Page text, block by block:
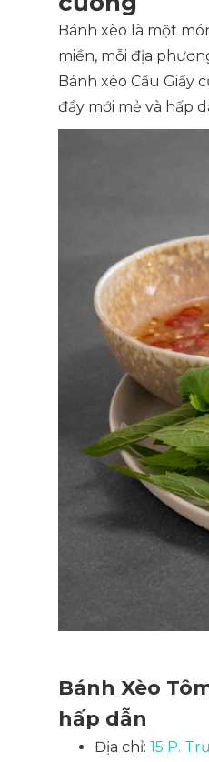
Bánh xèo là một
miền, mỗi địa
Bánh xèo Cầu Giấy
đầy mới mẻ và hấp
Bánh Xèo
hấp dẫn
Địa chỉ: 15 P.